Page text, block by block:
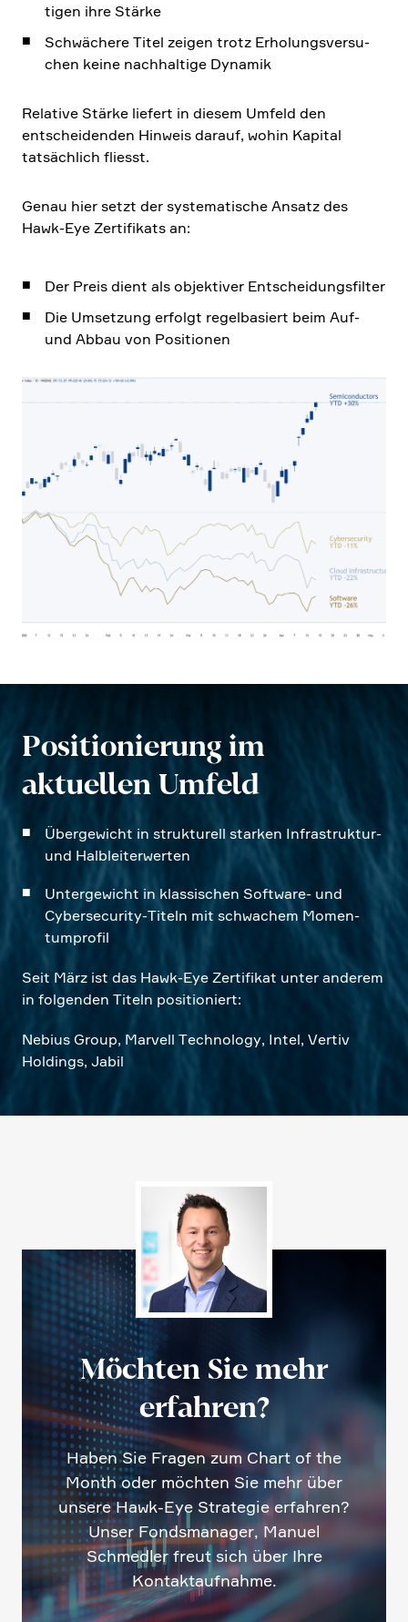
tigen ihre Stärke
Schwä­chere Titel zeigen trotz Erholungs­ver­su­
chen keine nachhal­tige Dynamik
Relative Stärke liefert in diesem Umfeld den
entschei­denden Hinweis darauf, wohin Kapital
tatsäch­lich fliesst.
Genau hier setzt der syste­ma­ti­sche Ansatz des
Hawk-Eye Zerti­fi­kats an:
Der Preis dient als objek­tiver Entschei­dungs­filter
Die Umset­zung erfolgt regel­ba­siert beim Auf-
und Abbau von Positionen
Positio­nie­rung im
aktuellen Umfeld
Überge­wicht in struk­tu­rell starken Infra­struktur-
und Halblei­ter­werten
Unter­ge­wicht in klassi­schen Software- und
Cyber­se­cu­rity-Titeln mit schwa­chem Momen­
tum­profil
Seit März ist das Hawk-Eye Zerti­fikat unter anderem
in folgenden Titeln positio­niert:
Nebius Group, Marvell Techno­logy, Intel, Vertiv
Holdings, Jabil
Möchten Sie mehr
erfahren?
Haben Sie Fragen zum Chart of the
Month oder möchten Sie mehr über
unsere Hawk-Eye Strategie erfahren?
Unser Fonds­ma­nager, Manuel
Schmedler freut sich über Ihre
Kontakt­auf­nahme.